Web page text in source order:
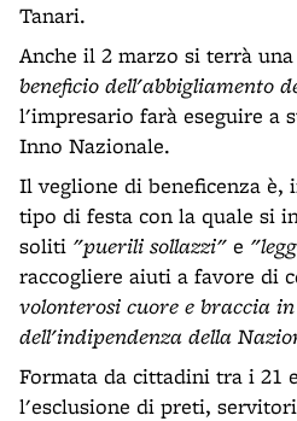
Tanari.
Anche il 2 marzo si terrà
beneficio dell'abbigliamento
l'impresario farà eseguire a
Inno Nazionale.
Il veglione di beneficenza è,
tipo di festa con la quale si
soliti "puerili sollazzi" e
raccogliere aiuti a favore di
volonterosi cuore e braccia
dell'indipendenza della
Formata da cittadini tra i 21
l'esclusione di preti,